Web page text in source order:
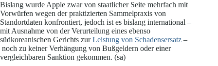
Bislang wurde Apple zwar von staatlicher Seite mehrfach mit
Vorwürfen wegen der praktizierten Sammelpraxis von
Standortdaten konfrontiert, jedoch ist es bislang international –
mit Ausnahme von der Verurteilung eines ebenso
südkoreanischen Gerichts zurLeistung von Schadensersatz –
noch zu keiner Verhängung von Bußgeldern oder einer
vergleichbaren Sanktion gekommen. (sa)